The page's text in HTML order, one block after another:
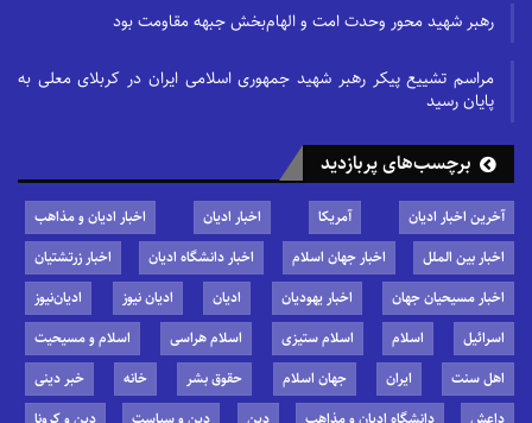
رهبر شهید محور وحدت امت و الهام‌بخش جبهه مقاومت بود
مراسم تشییع پیکر رهبر شهید جمهوری اسلامی ایران در کربلای معلی به
پایان رسید
برچسب‌های پربازدید
آخرین اخبار ادیان آمریکا اخبار ادیان
اخبار ادیان و مذاهب
اخبار بین الملل
اخبار جهان اسلام اخبار دانشگاه ادیان
اخبار زرتشتیان
اخبار مسیحیان جهان
اخبار یهودیان ادیان ادیان نیوز
ادیان‌نیوز
اسرائیل
اسلام اسلام ستیزی اسلام هراسی
اسلام و مسیحیت
اهل سنت
ایران جهان اسلام حقوق بشر خانه
خبر دینی